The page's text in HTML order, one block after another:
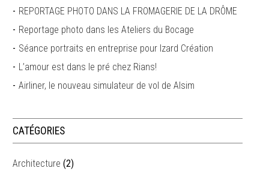
REPORTAGE PHOTO DANS LA FROMAGERIE DE LA DRÔME
Reportage photo dans les Ateliers du Bocage
Séance portraits en entreprise pour Izard Création
L’amour est dans le pré chez Rians!
Airliner, le nouveau simulateur de vol de Alsim
CATÉGORIES
Architecture (2)